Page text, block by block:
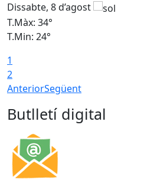
Dissabte, 8 d’agost
T.Màx: 34°
T.Min: 24°
1
2
AnteriorSegüent
Butlletí digital